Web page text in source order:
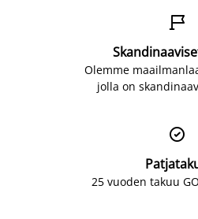

Olemme
jolla on

25 vuoden takuu